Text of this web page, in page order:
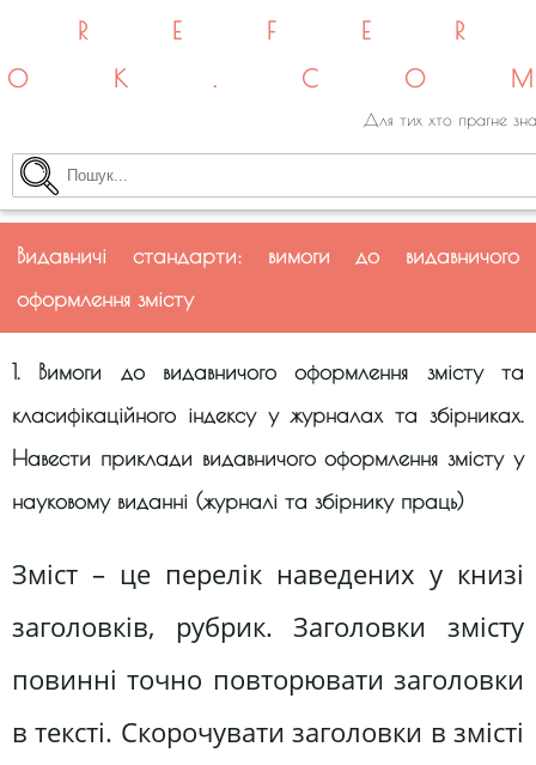
Для тих хто прагне
Видавничі стандарти: вимоги до видавничого
оформлення змісту
1. Вимоги до видавничого оформлення змісту та
класифікаційного індексу у журналах та збірниках.
Навести приклади видавничого оформлення змісту у
науковому виданні (журналі та збірнику праць)
Зміст – це перелік наведених у книзі
заголовків, рубрик. Заголовки змісту
повинні точно повторювати заголовки
в тексті. Скорочувати заголовки в змісті